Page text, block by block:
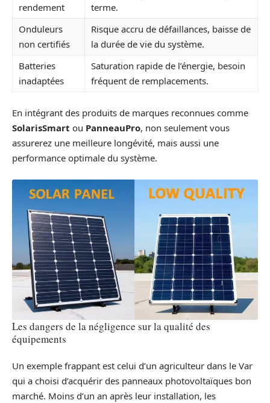
rendement
terme.
Onduleurs
non certifiés
Risque accru de défaillances, baisse de
la durée de vie du système.
Batteries
inadaptées
Saturation rapide de l’énergie, besoin
fréquent de remplacements.
En intégrant des produits de marques reconnues comme
SolarisSmart ou PanneauPro, non seulement vous
assurerez une meilleure longévité, mais aussi une
performance optimale du système.
Les dangers de la négligence sur la qualité des
équipements
Un exemple frappant est celui d’un agriculteur dans le Var
qui a choisi d’acquérir des panneaux photovoltaïques bon
marché. Moins d’un an après leur installation, les